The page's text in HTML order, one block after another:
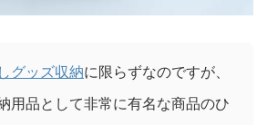
グッズ収納に限らずなのですが、
用品として非常に有名な商品のひ